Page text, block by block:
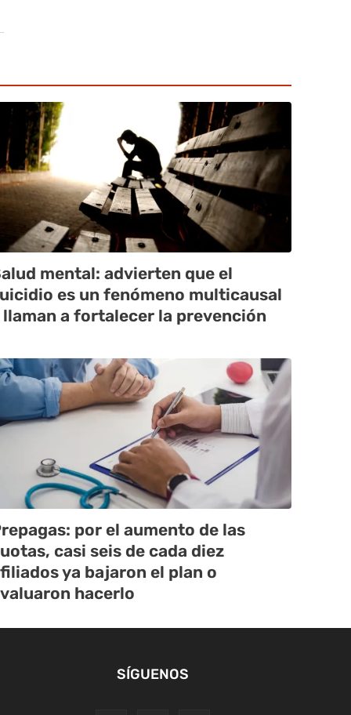
mental: advierten que el
es un fenómeno multicausal
llaman a fortalecer la prevención
por el aumento de las
casi seis de cada diez
ya bajaron el plan o
hacerlo
SÍGUENOS